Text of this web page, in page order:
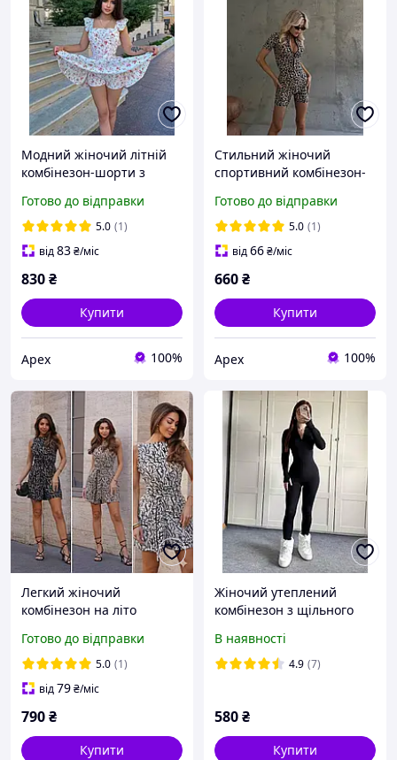
Модний жіночий літній
комбінезон-шорти з
принтом, тканина софт
Готово до відправки
5.0 (1)
від83₴/міс
830₴
Купити
Apex 100%
Стильний жіночий
спортивний комбінезон-
принтом, тканина рубчик
Мустанг, розміри 40-44
Готово до відправки
5.0 (1)
від66₴/міс
660₴
Купити
Apex 100%
Легкий жіночий
комбінезон на літо
стильний ромпер із
тканини софт, розміри 42-
48
Готово до відправки
5.0 (1)
від79₴/міс
790₴
Купити
Жіночий утеплений
комбінезон з щільного
на потайній блискавці
В наявності
4.9 (7)
580₴
Купити